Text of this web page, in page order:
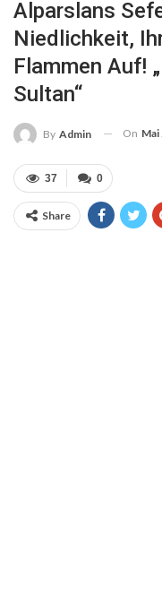
Alparslans
Niedlichkeit,
Flammen Auf!
Sultan“
By Admin On Mai
0
37
Share